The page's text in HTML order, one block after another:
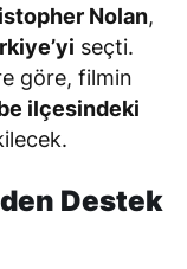
Nolan,
seçti.
göre, filmin
ilçesindeki
Destek